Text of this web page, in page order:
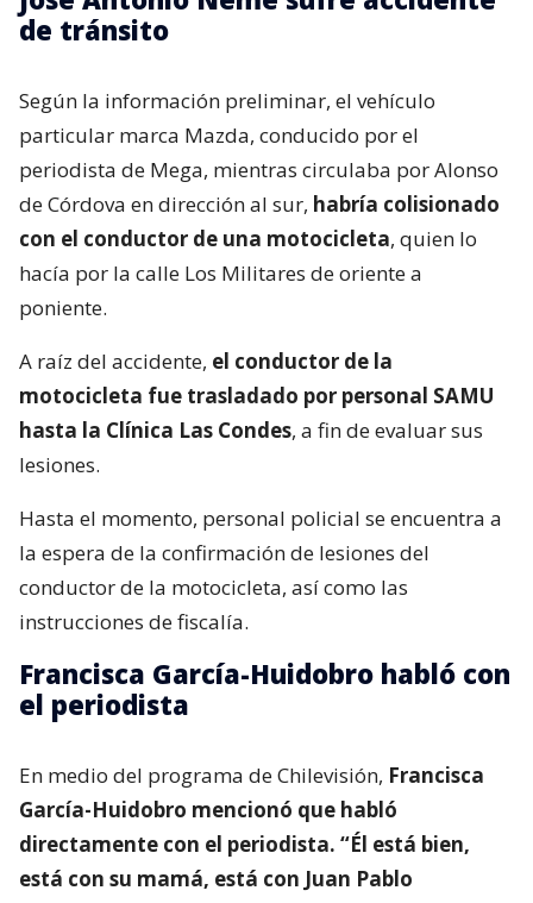
A las 23:25 horas se informó a Carabineros sobre un
accidente de tránsito en calle Alonso de Córdova con
Metropolitana.
José Antonio Neme sufre accidente
de tránsito
Según la información preliminar, el vehículo
particular marca Mazda, conducido por el
de Córdova en dirección al sur,habría colisionado
con el conductor de una motocicleta, quien lo
hacía por la calle Los Militares de oriente a
poniente.
A raíz del accidente,el conductor de la
motocicleta fue trasladado por personal SAMU
hasta la Clínica Las Condes , a fin de evaluar sus
lesiones.
Hasta el momento, personal policial se encuentra a
la espera de la confirmación de lesiones del
instrucciones de fiscalía.
Francisca García-Huidobro habló con
el periodista